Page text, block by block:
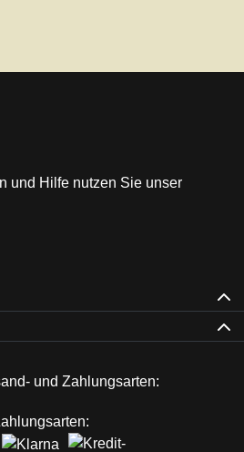
und Hilfe nutzen Sie unser
– öffnet in neuem Tab (externer
und Zahlungsarten: